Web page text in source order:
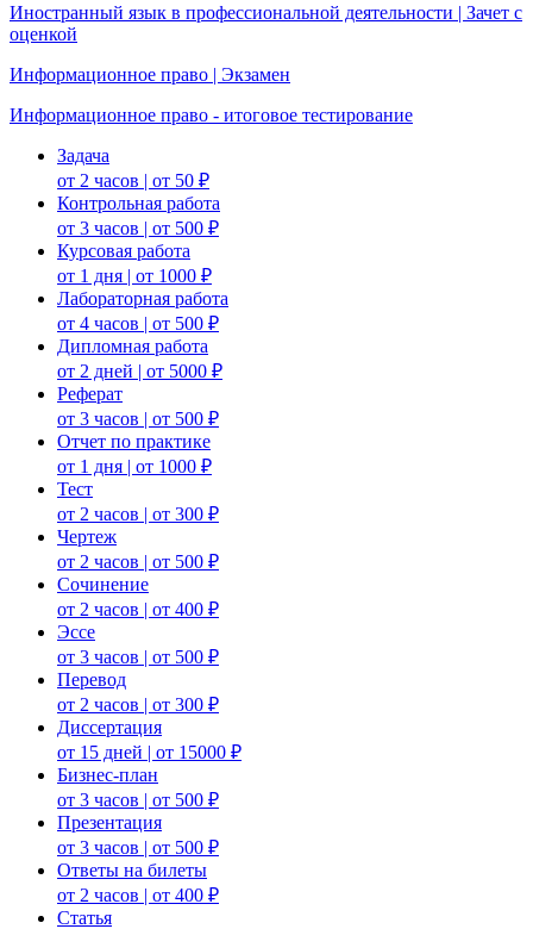
Иностранный язык в профессиональной деятельности | Зачет с
оценкой
Информационное право | Экзамен
Информационное право - итоговое тестирование
Задача
от 2 часов | от 50 ₽
Контрольная работа
от 3 часов | от 500 ₽
Курсовая работа
от 1 дня | от 1000 ₽
Лабораторная работа
от 4 часов | от 500 ₽
Дипломная работа
от 2 дней | от 5000 ₽
Реферат
от 3 часов | от 500 ₽
Отчет по практике
от 1 дня | от 1000 ₽
Тест
от 2 часов | от 300 ₽
Чертеж
от 2 часов | от 500 ₽
Сочинение
от 2 часов | от 400 ₽
Эссе
от 3 часов | от 500 ₽
Перевод
от 2 часов | от 300 ₽
Диссертация
от 15 дней | от 15000 ₽
Бизнес-план
от 3 часов | от 500 ₽
Презентация
от 3 часов | от 500 ₽
Ответы на билеты
от 2 часов | от 400 ₽
Статья